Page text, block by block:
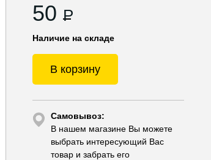
50 P
Наличие на складе
В корзину
Самовывоз:
В нашем магазине Вы можете
выбрать интересующий Вас
товар и забрать его